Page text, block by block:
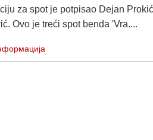
za spot je potpisao Dejan
Ovo je treći spot benda 'Vra....